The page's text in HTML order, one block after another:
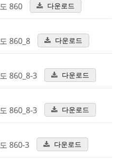
860 다운로드
860_8 다운로드
860_8-3 다운로드
860_8-3 다운로드
860-3 다운로드